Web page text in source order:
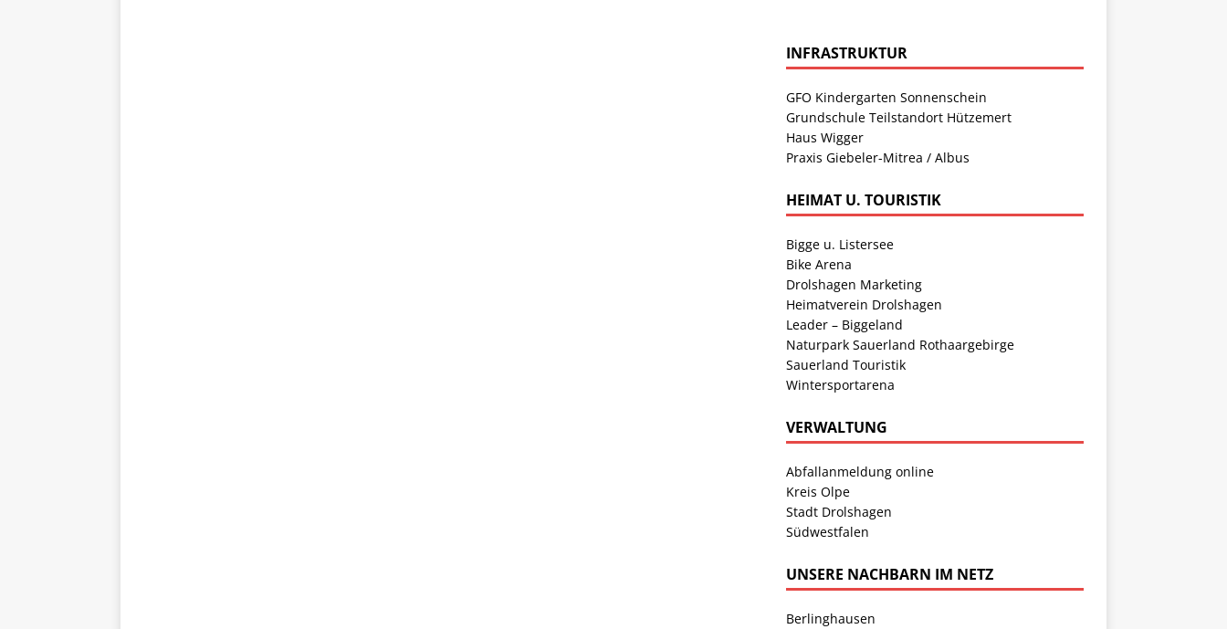
INFRASTRUKTUR
GFO Kindergarten Sonnenschein
Grundschule Teilstandort Hützemert
Haus Wigger
Praxis Giebeler-Mitrea / Albus
HEIMAT U. TOURISTIK
Bigge u. Listersee
Bike Arena
Drolshagen Marketing
Heimatverein Drolshagen
Leader – Biggeland
Naturpark Sauerland Rothaargebirge
Sauerland Touristik
Wintersportarena
VERWALTUNG
Abfallanmeldung online
Kreis Olpe
Stadt Drolshagen
Südwestfalen
UNSERE NACHBARN IM NETZ
Berlinghausen